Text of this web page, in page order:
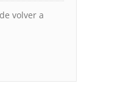
volver a